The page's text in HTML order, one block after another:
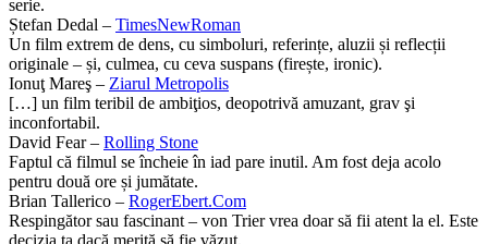
serie.
Ștefan Dedal – TimesNewRoman
Un film extrem de dens, cu simboluri, referințe, aluzii și reflecții
originale – și, culmea, cu ceva suspans (firește, ironic).
Ionuţ Mareş – Ziarul Metropolis
[…] un film teribil de ambiţios, deopotrivă amuzant, grav şi
inconfortabil.
David Fear – Rolling Stone
Faptul că filmul se încheie în iad pare inutil. Am fost deja acolo
pentru două ore și jumătate.
Brian Tallerico – RogerEbert.Com
Respingător sau fascinant – von Trier vrea doar să fii atent la el. Este
decizia ta dacă merită să fie văzut.